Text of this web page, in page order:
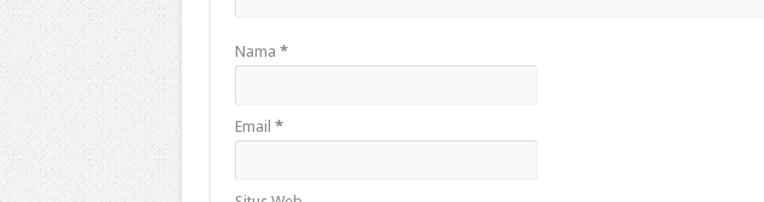
Nama *
Email *